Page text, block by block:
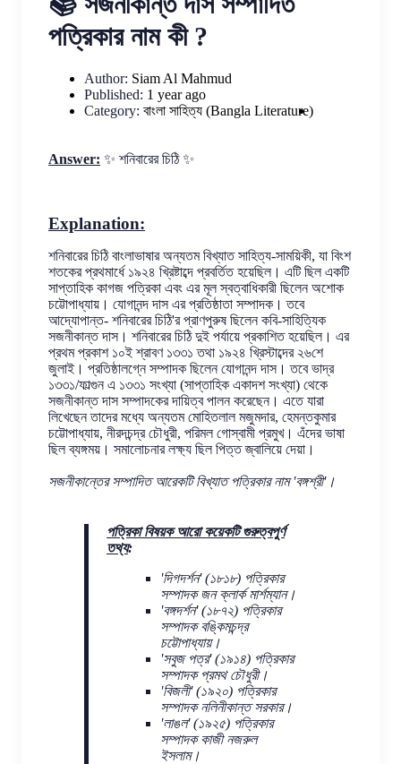
পত্রিকার নাম কী ?
Author: Siam Al Mahmud
Published: 1 year ago
Category: বাংলা সাহিত্য (Bangla Literature)
Answer: ✨ শনিবারের চিঠি ✨
Explanation:
শনিবারের চিঠি বাংলাভাষার অন্যতম বিখ্যাত সাহিত্য-সাময়িকী, যা বিংশ
শতকের প্রথমার্ধে ১৯২৪ খ্রিষ্টাব্দে প্রবর্তিত হয়েছিল। এটি ছিল একটি
সাপ্তাহিক কাগজ পত্রিকা এবং এর মূল স্বত্বাধিকারী ছিলেন অশোক
চট্টোপাধ্যায়। যোগানন্দ দাস এর প্রতিষ্ঠাতা সম্পাদক। তবে
আদ্যোপান্ত- শনিবারের চিঠি'র প্রাণপুরুষ ছিলেন কবি-সাহিত্যিক
সজনীকান্ত দাস। শনিবারের চিঠি দু‌ই পর্যায়ে প্রকাশিত হয়েছিল। এর
প্রথম প্রকাশ ১০ই শ্রাবণ ১৩৩১ তথা ১৯২৪ খ্রিস্টাব্দের ২৬শে
জুলাই। প্রতিষ্ঠালগ্নে সম্পাদক ছিলেন যোগানন্দ দাস। তবে ভাদ্র
১৩৩১/ফাল্গুন এ ১৩৩১ সংখ্যা (সাপ্তাহিক একাদশ সংখ্যা) থেকে
সজনীকান্ত দাস সম্পাদকের দায়িত্ব পালন করেছেন। এতে যারা
লিখেছেন তাদের মধ্যে অন্যতম মোহিতলাল মজুমদার, হেমন্তকুমার
চট্টোপাধ্যায়, নীরদচন্দ্র চৌধুরী, পরিমল গোস্বামী প্রমুখ। এঁদের ভাষা
ছিল ব্যঙ্গময়। সমালোচনার লক্ষ্য ছিল পিত্ত জ্বালিয়ে দেয়া।
সজনীকান্তের সম্পাদিত আরেকটি বিখ্যাত পত্রিকার নাম 'বঙ্গশ্রী'।
পত্রিকা বিষয়ক আরো কয়েকটি গুরুত্বপুর্ণ
তথ্য:
'দিগদর্শন' (১৮১৮) পত্রিকার
সম্পাদক জন ক্লার্ক মার্শম্যান।
'বঙ্গদর্শন' (১৮৭২) পত্রিকার
সম্পাদক বঙ্কিমচন্দ্র
চট্টোপাধ্যায়।
'সবুজ পত্র' (১৯১৪) পত্রিকার
সম্পাদক প্রমথ চৌধুরী।
'বিজলী' (১৯২০) পত্রিকার
সম্পাদক নলিনীকান্ত সরকার।
'লাঙল' (১৯২৫) পত্রিকার
সম্পাদক কাজী নজরুল
ইসলাম।